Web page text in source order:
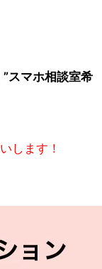
スマホ相談室希
します！